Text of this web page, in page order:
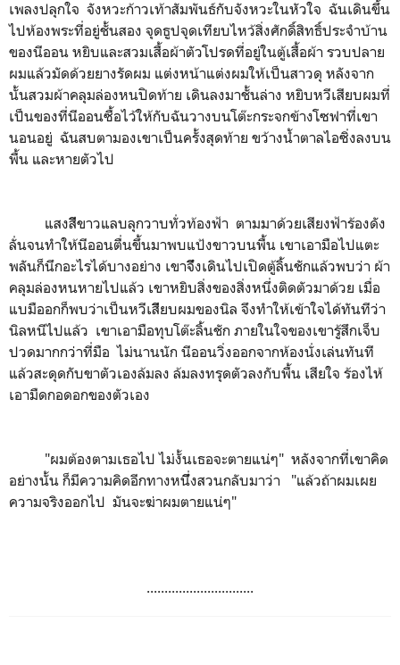
เพลงปลุกใจ จังหวะก้าวเท้าสัมพันธ์กับจังหวะในหัวใจ ฉันเดินขึ้น
ไปห้องพระที่อยู่ชั้นสอง จุดธูปจุดเทียบไหว้สิ่งศักดิ์สิทธิ์ประจำบ้าน
ของนีออน หยิบและสวมเสื้อผ้าตัวโปรดที่อยู่ในตู้เสื้อผ้า รวบปลาย
ผมแล้วมัดด้วยยางรัดผม แต่งหน้าแต่งผมให้เป็นสาวดุ หลังจาก
นั้นสวมผ้าคลุมล่องหนปิดท้าย เดินลงมาชั้นล่าง หยิบหวีเสียบผมที่
เป็นของที่นีออนซื้อไว้ให้กับฉันวางบนโต๊ะกระจกข้างโซฟาที่เขา
นอนอยู่ ฉันสบตามองเขาเป็นครั้งสุดท้าย ขว้างน้ำตาลไอซิ่งลงบน
พื้น และหายตัวไป
แสงสีีขาวแลบลุกวาบทั่วท้องฟ้า ตามมาด้วยเสียงฟ้าร้องดัง
ลั่นจนทำให้นีออนตื่นขึ้นมาพบแป้งขาวบนพื้น เขาเอามือไปแตะ
พลันก็นึกอะไรได้บางอย่าง เขาจึึงเดินไปเปิดตู้ลิ้นชักแล้วพบว่า ผ้า
คลุมล่องหนหายไปแล้ว เขาหยิบสิ่งของสิ่งหนึ่งติดตัวมาด้วย เมื่อ
แบมืออกก็พบว่าเป็นหวีเสีียบผมของนิล จึงทำให้เข้าใจได้ทันทีว่า
นิลหนีไปแล้ว เขาเอามือทุบโต๊ะลิ้นชัก ภายในใจของเขารู้สึกเจ็บ
ปวดมากกว่าที่มือ ไม่นานนัก นีออนวิ่งออกจากห้องนั่งเล่นทันที
แล้วสะดุดกับขาตัวเองล้มลง ล้มลงทรุดตัวลงกับพื้น เสียใจ ร้องไห้
เอามืดกอดอกของตัวเอง
"ผมต้องตามเธอไป ไม่งั้นเธอจะตายแน่ๆ" หลังจากที่เขาคิด
อย่างนั้น ก็มีความคิดอีกทางหนึึ่งสวนกลับมาว่า "แล้วถ้าผมเผย
ความจริงออกไป มันจะฆ่าผมตายแน่ๆ"
..............................